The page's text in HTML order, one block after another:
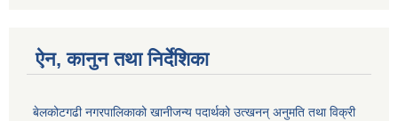
ऐन, कानुन तथा निर्देशिका
बेलकोटगढी नगरपालिकाको खानीजन्य पदार्थको उत्खनन् अनुमति तथा विक्री